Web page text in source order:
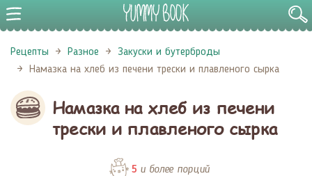
Рецепты Разное
Закуски и бутерброды
Намазка на хлеб из печени трески и плавленого сырка
Намазка на хлеб из печени
трески и плавленого сырка
5 и более порций